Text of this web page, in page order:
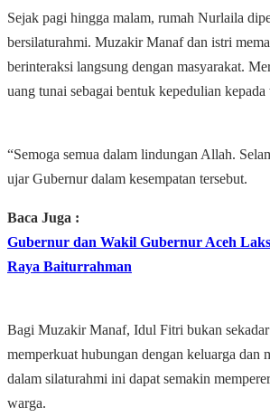
Sejak pagi hingga malam, rumah Nurlaila
bersilaturahmi. Muzakir Manaf dan istri
berinteraksi langsung dengan masyarakat.
uang tunai sebagai bentuk kepedulian kepada
“Semoga semua dalam lindungan Allah.
ujar Gubernur dalam kesempatan tersebut.
Baca Juga :
Gubernur dan Wakil Gubernur Aceh
Raya Baiturrahman
Bagi Muzakir Manaf, Idul Fitri bukan
memperkuat hubungan dengan keluarga dan
dalam silaturahmi ini dapat semakin
warga.